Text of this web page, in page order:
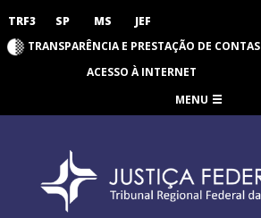
TRF3 SP MS JEF
TRANSPARÊNCIA E PRESTAÇÃO DE CONTAS
ACESSO À INTERNET
MENU